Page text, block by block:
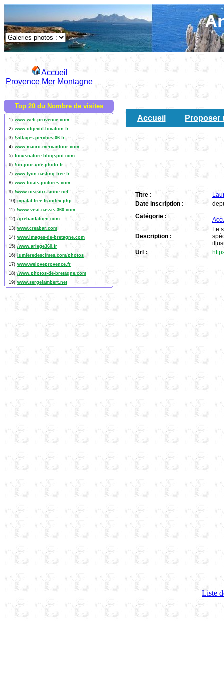
Accueil
Provence Mer Montagne
Top 20 du Nombre de visites
1) www.web-provence.com
2) www.objectif-location.fr
3) /villages-perches-06.fr
4) www.macro-mercantour.com
5) focusnature.blogspot.com
6) /un-jour-une-photo.fr
7) www.lyon.casting.free.fr
8) www.boats-pictures.com
9) /www.oiseaux-faune.net
10) mpatat.free.fr/index.php
11) /www.visit-cassis-360.com
12) /grebanfabien.com
13) www.creabar.com
14) www.images-de-bretagne.com
15) /www.ariege360.fr
16) lumieredescimes.com/photos
17) www.weloveprovence.fr
18) /www.photos-de-bretagne.com
19) www.sergelambert.net
Accueil Proposer
Titre :
Date inscription :
Catégorie :
Description :
Le
Url :
Liste